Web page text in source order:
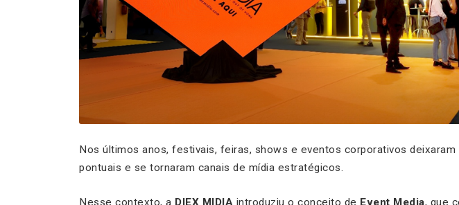
Nos últimos anos, festivais, feiras, shows e eventos corporativos
pontuais e se tornaram canais de mídia estratégicos.
Nesse contexto, a DIEX MIDIA introduziu o conceito de Event Media, que